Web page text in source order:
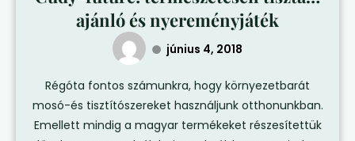
ajánló és nyereményjáték
június 4, 2018
Régóta fontos számunkra, hogy környezetbarát
mosó-és tisztítószereket használjunk otthonunkban.
Emellett mindig a magyar termékeket részesítettük